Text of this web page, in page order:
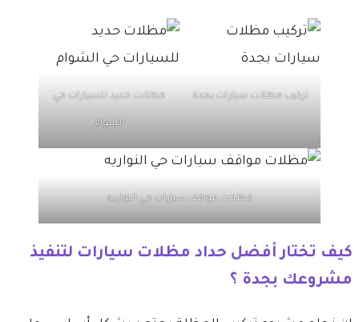
تركيب مظلات سيارات بجدة مظلات حديد للسيارات حي
الشوام
مظلات مواقف سيارات حي النواريه
​كيف تختار أفضل حداد مظلات سيارات لتنفيذ
مشروعك بجدة ؟